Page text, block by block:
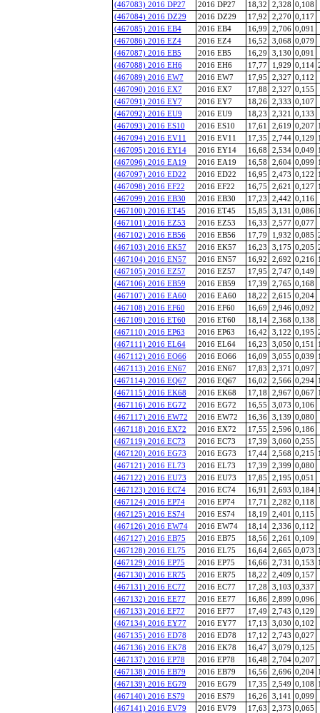
(467083) 2016 DP27 2016 DP27 18,32 2,328 0,108
(467084) 2016 DZ29
2016 DZ29 17,92 2,270 0,117
(467085) 2016 EB4
2016 EB4 16,99 2,706 0,091
(467086) 2016 EZ4
2016 EZ4 16,52 3,068 0,079
(467087) 2016 EB5
2016 EB5 16,29 3,130 0,091
(467088) 2016 EH6
2016 EH6 17,77 1,929 0,114
(467089) 2016 EW7
2016 EW7 17,95 2,327 0,112
(467090) 2016 EX7
2016 EX7 17,88 2,327 0,155
(467091) 2016 EY7
2016 EY7 18,26 2,333 0,107
(467092) 2016 EU9
2016 EU9 18,23 2,321 0,133
(467093) 2016 ES10
2016 ES10 17,61 2,619 0,207
(467094) 2016 EV11
2016 EV11 17,35 2,744 0,129
(467095) 2016 EY14
2016 EY14 16,68 2,534 0,049
(467096) 2016 EA19
2016 EA19 16,58 2,604 0,099
(467097) 2016 ED22
2016 ED22 16,95 2,473 0,122
(467098) 2016 EF22
2016 EF22 16,75 2,621 0,127
(467099) 2016 EB30
2016 EB30 17,23 2,442 0,116
(467100) 2016 ET45
2016 ET45 15,85 3,131 0,086
(467101) 2016 EZ53
2016 EZ53 16,33 2,577 0,077
(467102) 2016 EB56
2016 EB56 17,79 1,932 0,085
(467103) 2016 EK57
2016 EK57 16,23 3,175 0,205
(467104) 2016 EN57
2016 EN57 16,92 2,692 0,216
(467105) 2016 EZ57
2016 EZ57 17,95 2,747 0,149
(467106) 2016 EB59
2016 EB59 17,39 2,765 0,168
(467107) 2016 EA60
2016 EA60 18,22 2,615 0,204
(467108) 2016 EF60
2016 EF60 16,69 2,946 0,092
(467109) 2016 ET60
2016 ET60 18,14 2,368 0,138
(467110) 2016 EP63
2016 EP63 16,42 3,122 0,195
(467111) 2016 EL64
2016 EL64 16,23 3,050 0,151
(467112) 2016 EO66
2016 EO66 16,09 3,055 0,039
(467113) 2016 EN67
2016 EN67 17,83 2,371 0,097
(467114) 2016 EQ67
2016 EQ67 16,02 2,566 0,294
(467115) 2016 EK68
2016 EK68 17,18 2,967 0,067
(467116) 2016 EG72
2016 EG72 16,55 3,073 0,106
(467117) 2016 EW72
2016 EW72 16,36 3,139 0,080
(467118) 2016 EX72
2016 EX72 17,55 2,596 0,186
(467119) 2016 EC73
2016 EC73 17,39 3,060 0,255
(467120) 2016 EG73
2016 EG73 17,44 2,568 0,215
(467121) 2016 EL73
2016 EL73 17,39 2,399 0,080
(467122) 2016 EU73
2016 EU73 17,85 2,195 0,051
(467123) 2016 EC74
2016 EC74 16,91 2,693 0,184
(467124) 2016 EP74
2016 EP74 17,71 2,282 0,118
(467125) 2016 ES74
2016 ES74 18,19 2,401 0,115
(467126) 2016 EW74
2016 EW74 18,14 2,336 0,112
(467127) 2016 EB75
2016 EB75 18,56 2,261 0,109
(467128) 2016 EL75
2016 EL75 16,64 2,665 0,073
(467129) 2016 EP75
2016 EP75 16,66 2,731 0,153
(467130) 2016 ER75
2016 ER75 18,22 2,409 0,157
(467131) 2016 EC77
2016 EC77 17,28 3,103 0,337
(467132) 2016 EE77
2016 EE77 16,86 2,899 0,096
(467133) 2016 EF77
2016 EF77 17,49 2,743 0,129
(467134) 2016 EY77
2016 EY77 17,13 3,030 0,102
(467135) 2016 ED78
2016 ED78 17,12 2,743 0,027
(467136) 2016 EK78
2016 EK78 16,47 3,079 0,125
(467137) 2016 EP78
2016 EP78 16,48 2,704 0,207
(467138) 2016 EB79
2016 EB79 16,56 2,696 0,204
(467139) 2016 EG79
2016 EG79 17,35 2,549 0,108
(467140) 2016 ES79
2016 ES79 16,26 3,141 0,099
(467141) 2016 EV79
2016 EV79 17,63 2,373 0,065